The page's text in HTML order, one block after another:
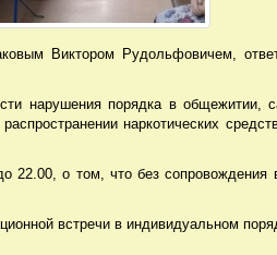
Виктором Рудольфовичем,
нарушения порядка в общежитии,
наркотических
о том, что без сопровождения
встречи в индивидуальном